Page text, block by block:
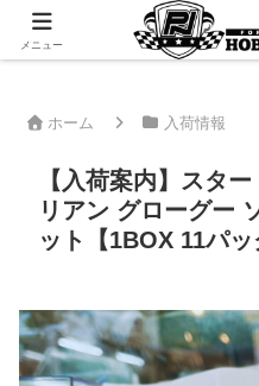
千葉県君津市でラジコンやプラモデ
ホーム 入荷情報
【入荷案内】スタ
リアン グローグー
ット【1BOX 11パッ
メニュー